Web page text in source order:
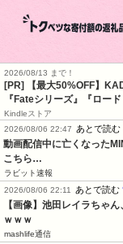
2026/08/13 まで！
[PR]
【最大50%OFF】
『Fateシリーズ』『ロー
Kindleストア
2026/08/06 22:47
あとで読む
動画配信中に亡くなった
こちら…
ラビット速報
2026/08/06 22:11
あとで読む
【画像】池田レイラちゃ
ｗｗｗ
mashlife通信